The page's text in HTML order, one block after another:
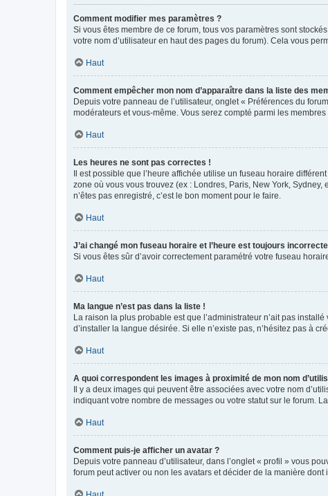
Comment modifier mes paramètres ?
Si vous êtes membre de ce forum, tous vos paramètres sont
votre nom d’utilisateur en haut des pages du forum). Cela vous
Haut
Comment empêcher mon nom d’apparaître dans la liste des
Depuis votre panneau de l’utilisateur, onglet « Préférences du
modérateurs et vous-même. Vous serez compté parmi les membres
Haut
Les heures ne sont pas correctes !
Il est possible que l’heure affichée utilise un fuseau horaire
zone où vous vous trouvez (ex : Londres, Paris, New York,
n’êtes pas enregistré, c’est le bon moment pour le faire.
Haut
J’ai changé mon fuseau horaire et l’heure est toujours
Si vous êtes sûr d’avoir correctement paramétré votre fuseau
Haut
Ma langue n’est pas dans la liste !
La raison la plus probable est que l’administrateur n’ait pas
d’installer la langue désirée. Si elle n’existe pas, n’hésitez pas à
Haut
A quoi correspondent les images à proximité de mon nom
Il y a deux images qui peuvent être associées avec votre nom
indiquant votre nombre de messages ou votre statut sur le forum.
Haut
Comment puis-je afficher un avatar ?
Depuis votre panneau d’utilisateur, dans l’onglet « profil » vous
forum peut activer ou non les avatars et décider de la manière